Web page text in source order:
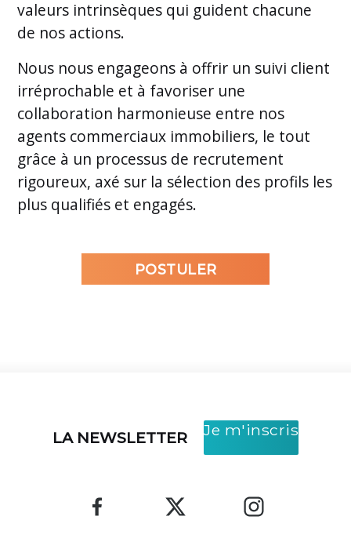
valeurs intrinsèques qui guident chacune
de nos actions.
Nous nous engageons à offrir un suivi client
irréprochable et à favoriser une
collaboration harmonieuse entre nos
agents commerciaux immobiliers, le tout
grâce à un processus de recrutement
rigoureux, axé sur la sélection des profils les
plus qualifiés et engagés.
POSTULER
LA NEWSLETTER Je m'inscris